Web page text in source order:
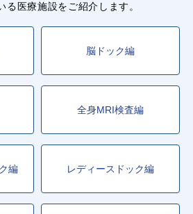
る医療施設をご紹介します。
脳ドック編
全身MRI検査編
編 レディースドック編